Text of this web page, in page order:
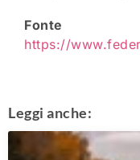
Fonte
https://
Leggi anche: